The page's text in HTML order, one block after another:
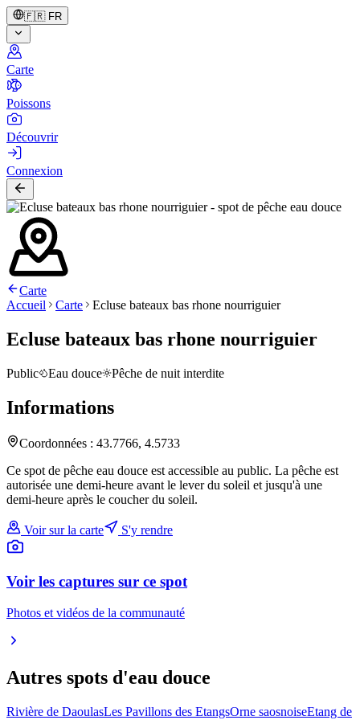
🇫🇷 FR
Carte
Poissons
Découvrir
Connexion
Carte
Accueil
Carte Ecluse bateaux bas rhone nourriguier
Ecluse bateaux bas rhone nourriguier
Public Eau douce Pêche de nuit interdite
Informations
Coordonnées : 43.7766, 4.5733
Ce spot de pêche eau douce est accessible au public. La pêche est
autorisée une demi-heure avant le lever du soleil et jusqu'à une
demi-heure après le coucher du soleil.
Voir sur la carte S'y rendre
Voir les captures sur ce spot
Photos et vidéos de la communauté
Autres spots d'eau douce
Rivière de DaoulasLes Pavillons des EtangsOrne saosnoiseEtang de